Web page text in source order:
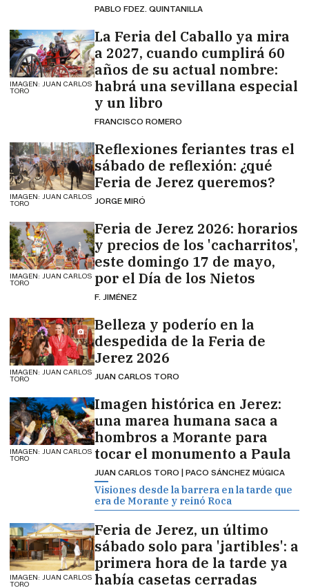
PABLO FDEZ. QUINTANILLA
IMAGEN: JUAN CARLOS
TORO
La Feria del Caballo ya mira
a 2027, cuando cumplirá 60
años de su actual nombre:
habrá una sevillana especial
y un libro
FRANCISCO ROMERO
IMAGEN: JUAN CARLOS
TORO
Reflexiones feriantes tras el
sábado de reflexión: ¿qué
Feria de Jerez queremos?
JORGE MIRÓ
IMAGEN: JUAN CARLOS
TORO
Feria de Jerez 2026: horarios
y precios de los 'cacharritos',
este domingo 17 de mayo,
por el Día de los Nietos
F. JIMÉNEZ
IMAGEN: JUAN CARLOS
TORO
Belleza y poderío en la
despedida de la Feria de
Jerez 2026
JUAN CARLOS TORO
IMAGEN: JUAN CARLOS
TORO
Imagen histórica en Jerez:
una marea humana saca a
hombros a Morante para
tocar el monumento a Paula
JUAN CARLOS TORO | PACO SÁNCHEZ MÚGICA
Visiones desde la barrera en la tarde que
era de Morante y reinó Roca
IMAGEN: JUAN CARLOS
TORO
Feria de Jerez, un último
sábado solo para 'jartibles': a
primera hora de la tarde ya
había casetas cerradas